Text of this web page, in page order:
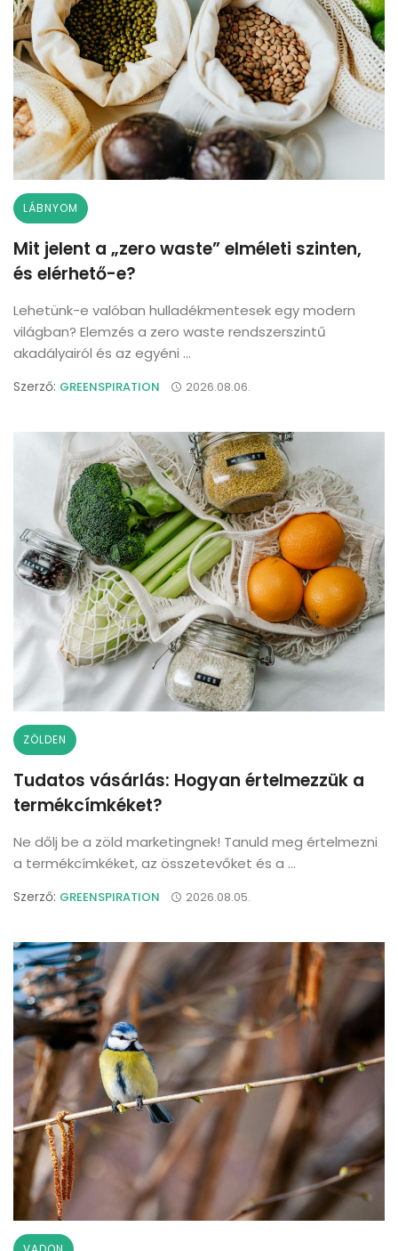
LÁBNYOM
Mit jelent a „zero waste” elméleti szinten,
és elérhető-e?
Lehetünk-e valóban hulladékmentesek egy modern
világban? Elemzés a zero waste rendszerszintű
akadályairól és az egyéni ...
Szerző: GREENSPIRATION 2026.08.06.
ZÖLDEN
Tudatos vásárlás: Hogyan értelmezzük a
termékcímkéket?
Ne dőlj be a zöld marketingnek! Tanuld meg értelmezni
a termékcímkéket, az összetevőket és a ...
Szerző: GREENSPIRATION 2026.08.05.